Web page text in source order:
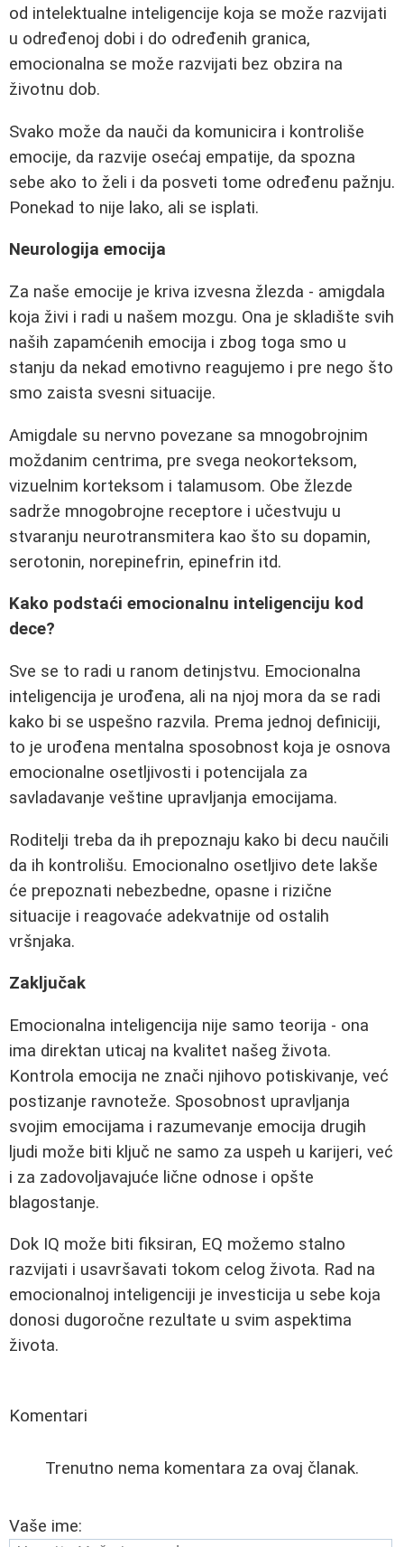
od intelektualne inteligencije koja se može razvijati
u određenoj dobi i do određenih granica,
emocionalna se može razvijati bez obzira na
životnu dob.
Svako može da nauči da komunicira i kontroliše
emocije, da razvije osećaj empatije, da spozna
sebe ako to želi i da posveti tome određenu pažnju.
Ponekad to nije lako, ali se isplati.
Neurologija emocija
Za naše emocije je kriva izvesna žlezda - amigdala
koja živi i radi u našem mozgu. Ona je skladište svih
naših zapamćenih emocija i zbog toga smo u
stanju da nekad emotivno reagujemo i pre nego što
smo zaista svesni situacije.
Amigdale su nervno povezane sa mnogobrojnim
moždanim centrima, pre svega neokorteksom,
vizuelnim korteksom i talamusom. Obe žlezde
sadrže mnogobrojne receptore i učestvuju u
stvaranju neurotransmitera kao što su dopamin,
serotonin, norepinefrin, epinefrin itd.
Kako podstaći emocionalnu inteligenciju kod
dece?
Sve se to radi u ranom detinjstvu. Emocionalna
inteligencija je urođena, ali na njoj mora da se radi
kako bi se uspešno razvila. Prema jednoj definiciji,
to je urođena mentalna sposobnost koja je osnova
emocionalne osetljivosti i potencijala za
savladavanje veštine upravljanja emocijama.
Roditelji treba da ih prepoznaju kako bi decu naučili
da ih kontrolišu. Emocionalno osetljivo dete lakše
će prepoznati nebezbedne, opasne i rizične
situacije i reagovaće adekvatnije od ostalih
vršnjaka.
Zaključak
Emocionalna inteligencija nije samo teorija - ona
ima direktan uticaj na kvalitet našeg života.
Kontrola emocija ne znači njihovo potiskivanje, već
postizanje ravnoteže. Sposobnost upravljanja
svojim emocijama i razumevanje emocija drugih
ljudi može biti ključ ne samo za uspeh u karijeri, već
i za zadovoljavajuće lične odnose i opšte
blagostanje.
Dok IQ može biti fiksiran, EQ možemo stalno
razvijati i usavršavati tokom celog života. Rad na
emocionalnoj inteligenciji je investicija u sebe koja
donosi dugoročne rezultate u svim aspektima
života.
Komentari
Trenutno nema komentara za ovaj članak.
Vaše ime: